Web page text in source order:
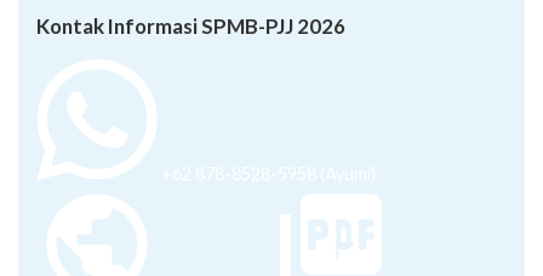
Kontak Informasi SPMB-PJJ 2026
+62 878-8528-5958 (Ayumi)